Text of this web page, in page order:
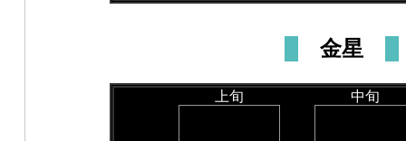
金星
上旬 中旬